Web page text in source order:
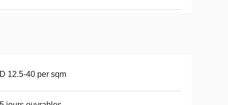
12.5-40 per sqm